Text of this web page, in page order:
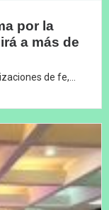
por la
a más de
de fe,...